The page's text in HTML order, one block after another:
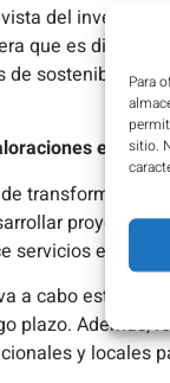
Para
sitio.
del inversor,
que es difícil de
de sostenibilidad,
en el
transformación,
proyectos
servicios
a cabo estudios
plazo. Además,
y locales